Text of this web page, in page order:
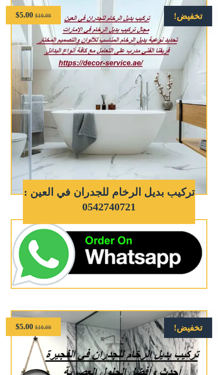
تخفيض!
تركيب بديل الرخام للجدران في العين :
0542740721
$10.00
$5.00
تخفيض! $10.00
$5.00